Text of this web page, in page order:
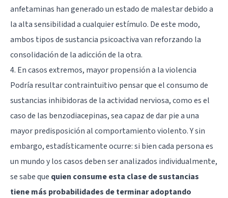
anfetaminas han generado un estado de malestar debido a
la alta sensibilidad a cualquier estímulo. De este modo,
ambos tipos de sustancia psicoactiva van reforzando la
consolidación de la adicción de la otra.
4. En casos extremos, mayor propensión a la violencia
Podría resultar contraintuitivo pensar que el consumo de
sustancias inhibidoras de la actividad nerviosa, como es el
caso de las benzodiacepinas, sea capaz de dar pie a una
mayor predisposición al comportamiento violento. Y sin
embargo, estadísticamente ocurre: si bien cada persona es
un mundo y los casos deben ser analizados individualmente,
se sabe que quien consume esta clase de sustancias
tiene más probabilidades de terminar adoptando